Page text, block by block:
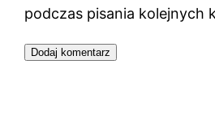
podczas pisania kolejnych